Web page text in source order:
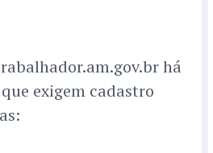
há
exigem cadastro